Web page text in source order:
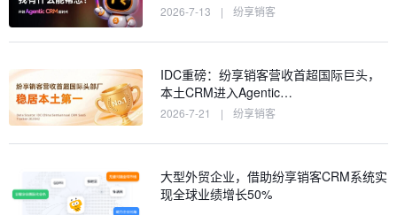
2026-7-13 | 纷享销客
IDC重磅：纷享销客营收首超国际巨头，
本土CRM进入Agentic…
2026-7-21 | 纷享销客
大型外贸企业，借助纷享销客CRM系统实
现全球业绩增长50%